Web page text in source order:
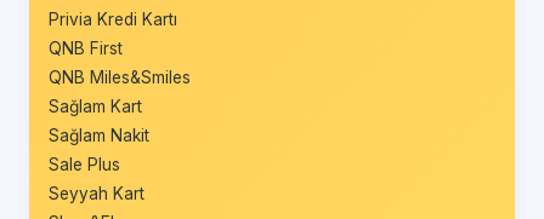
Privia Kredi Kartı
QNB First
QNB Miles&Smiles
Sağlam Kart
Sağlam Nakit
Sale Plus
Seyyah Kart